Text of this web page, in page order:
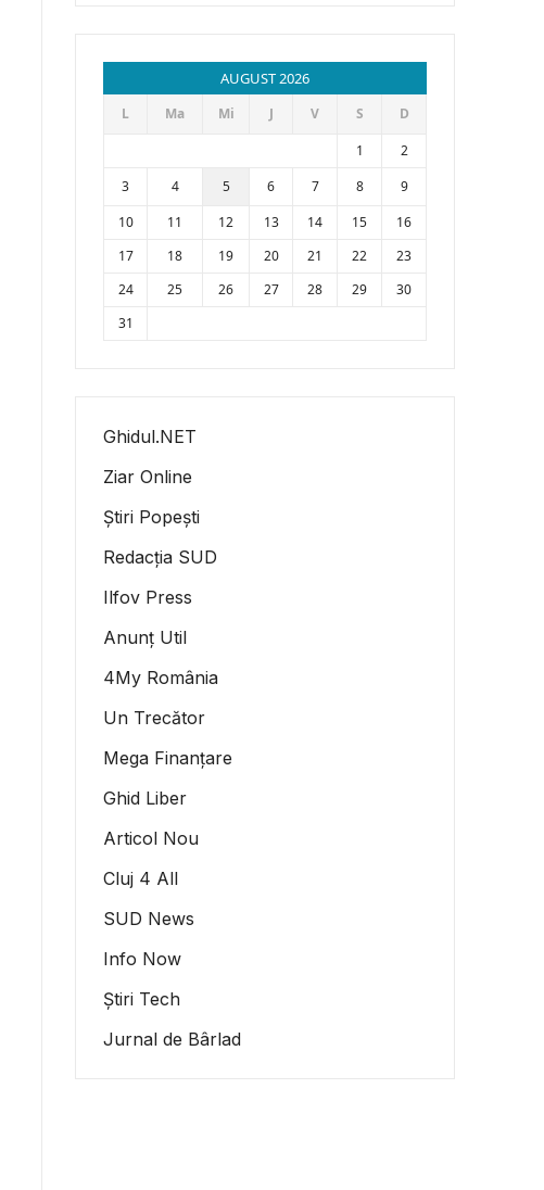
AUGUST 2026
L Ma Mi J V S
D
1
2
3
4 5 6 7 8
9
10
11 12 13 14 15
16
17
18 19 20 21 22
23
24
25 26 27 28 29
30
31
Ghidul.NET
Ziar Online
Știri Popești
Redacția SUD
Ilfov Press
Anunț Util
4My România
Un Trecător
Mega Finanțare
Ghid Liber
Articol Nou
Cluj 4 All
SUD News
Info Now
Știri Tech
Jurnal de Bârlad